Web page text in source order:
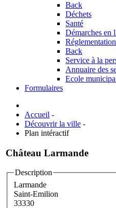
Back
Déchets
Santé
Démarches en
Back
Service à la
Annuaire des
Ecole
Formulaires
Accueil -
Découvrir la ville -
Plan intéractif
Château Larmande
Description
Larmande
Saint-Emilion
33330